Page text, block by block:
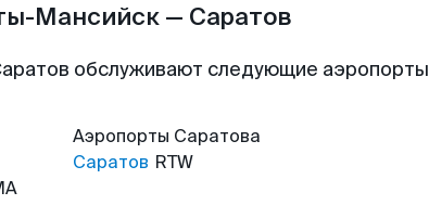
Мансийск — Саратов
обслуживают следующие аэропорты
Аэропорты Саратова
Саратов RTW